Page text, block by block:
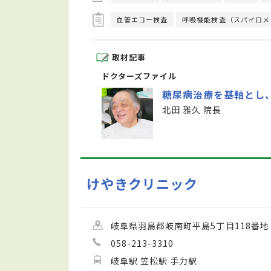
血管エコー検査 呼吸機能検査（スパイロ
取材記事
ドクターズファイル
糖尿病治療を基軸とし
北田 雅久 院長
けやきクリニック
岐阜県羽島郡岐南町平島5丁目118番地
058-213-3310
岐阜駅 笠松駅 手力駅